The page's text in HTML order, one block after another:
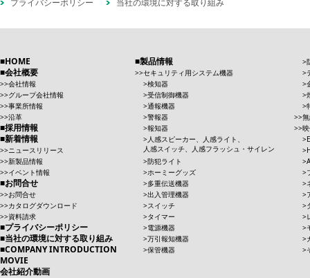
プライバシーポリシー 当社の環境に対する取り組み
HOME
会社概要
会社情報
グループ会社情報
事業所情報
沿革
採用情報
新着情報
ニュースリリース
新製品情報
イベント情報
お問合せ
お問合せ
カタログダウンロード
資料請求
プライバシーポリシー
当社の環境に対する取り組み
COMPANY INTRODUCTION
MOVIE
会社紹介動画
製品情報
セキュリティ用システム機器
検知器
受信制御機器
通報機器
警報器
報知器
人感スピーカー、人感ライト、
人感スイッチ、人感フラッシュ・サイレン
防犯ライト
ホーミーグッズ
多重伝送機器
出入管理機器
スイッチ
タイマー
電源機器
万引報知機器
保管機器